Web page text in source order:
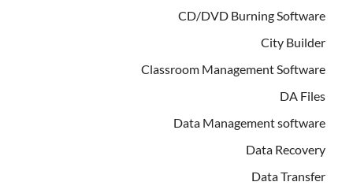
CD/DVD Burning Software
City Builder
Classroom Management Software
DA Files
Data Management software
Data Recovery
Data Transfer